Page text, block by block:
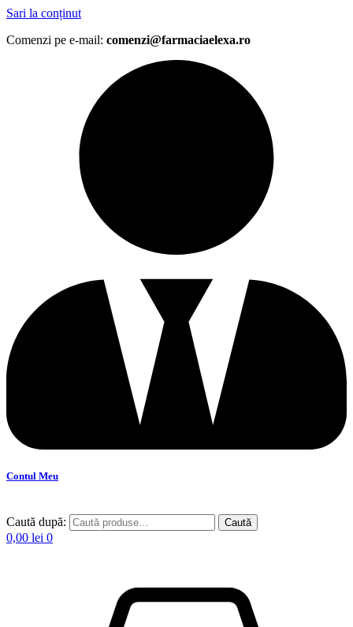
Sari la conținut
Comenzi pe e-mail: comenzi@farmaciaelexa.ro
Contul Meu
Caută după: Caută
0,00 lei 0